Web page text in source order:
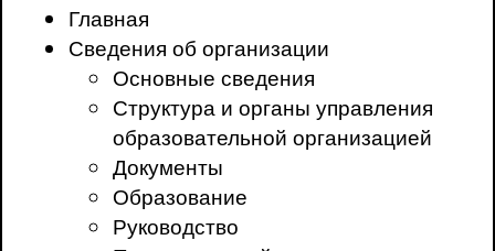
Главная
Сведения об организации
Основные сведения
Структура и органы управления
образовательной организацией
Документы
Образование
Руководство